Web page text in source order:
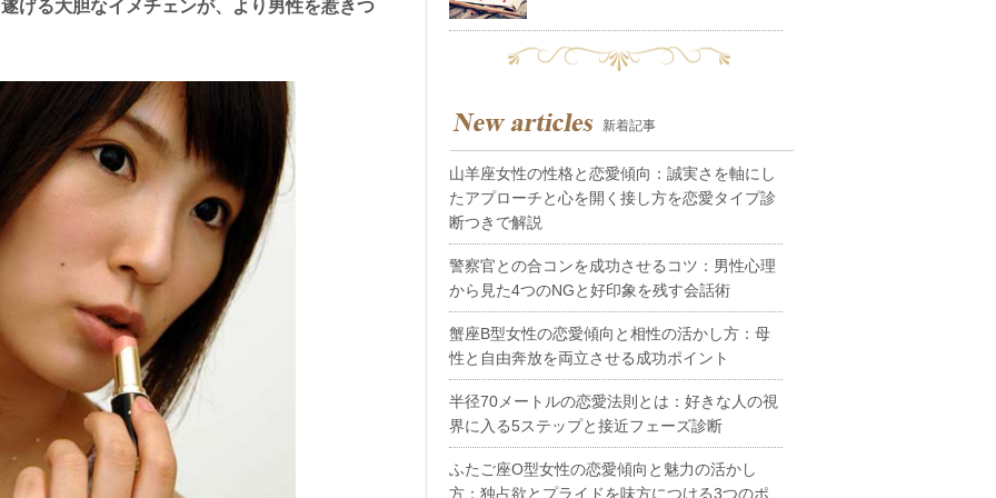
げる大胆なイメチェンが、より男性を惹きつ
新着記事
山羊座女性の性格と恋愛傾向：誠実さを軸にし
たアプローチと心を開く接し方を恋愛タイプ診
断つきで解説
警察官との合コンを成功させるコツ：男性心理
から見た4つのNGと好印象を残す会話術
蟹座B型女性の恋愛傾向と相性の活かし方：母
性と自由奔放を両立させる成功ポイント
半径70メートルの恋愛法則とは：好きな人の視
界に入る5ステップと接近フェーズ診断
ふたご座O型女性の恋愛傾向と魅力の活かし
方：独占欲とプライドを味方につける3つのポ